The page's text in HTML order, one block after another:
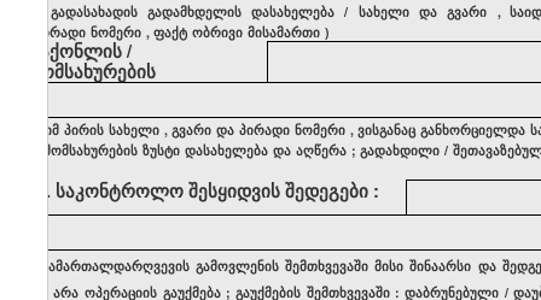
გადასახადის გადამხდელის დასახელება / სახელი და გვარი ,
პირადი ნომერი ,ფაქტ ობრივი მისამართი )
საქონლის/
მომსახურების
იმ პირის სახელი ,გვარი და პირადი ნომერი ,ვისგანაც განხორციელდა
მომსახურების ზუსტი დასახელება და აღწერა ;გადახდილი /
. საკონტროლოშესყიდვისშედეგები :
სამართალდარღვევის გამოვლენის შემთხვევაში მისი შინაარსი და
არა ოპერაციის გაუქმება ;გაუქმების შემთხვევაში : დაბრუნებული /